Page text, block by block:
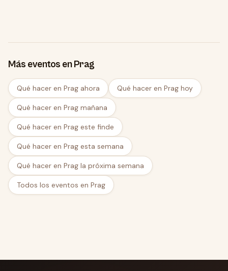
Más eventos en Prag
Qué hacer en Prag ahora Qué hacer en Prag hoy
Qué hacer en Prag mañana
Qué hacer en Prag este finde
Qué hacer en Prag esta semana
Qué hacer en Prag la próxima semana
Todos los eventos en Prag